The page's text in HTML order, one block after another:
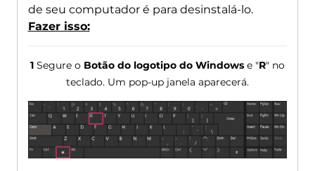
de seu computador é para desinstalá-lo.
Fazer isso:
1Segure o Botão do logotipo do Windowse "R" no
teclado. Um pop-up janela aparecerá.